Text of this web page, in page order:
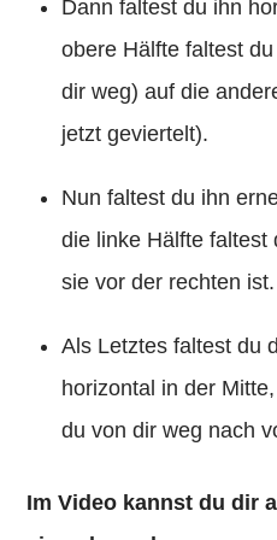
Dann faltest du ihn
obere Hälfte faltest
dir weg) auf die
jetzt geviertelt).
Nun faltest du ihn
die linke Hälfte faltest
sie vor der rechten ist.
Als Letztes faltest du
horizontal in der
du von dir weg nach
Im Video kannst du dir